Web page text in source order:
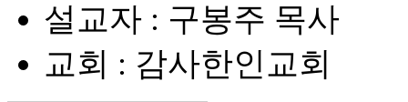
설교자 : 구봉주 목사
교회 : 감사한인교회